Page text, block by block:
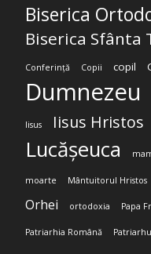
Biserica
Biserica Sfânta
Conferință Copii copil
Dumnezeu
Iisus Iisus Hristos
Lucășeuca
moarte Mântuitorul Hristos
Orhei ortodoxia Papa
Patriarhia Română